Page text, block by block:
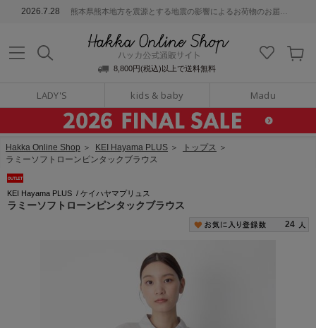
2026.7.28 熊本県熊本地方を震源とする地震の影響によるお荷物のお届けについて
8,800円(税込)以上で送料無料
LADY'S kids & baby Madu
通販サイト
Hakka Online Shop ＞ KEI Hayama PLUS ＞ トップス ＞
ラミーソフトローンピンタックブラウス
KEI Hayama PLUS / ケイハヤマプリュス
ラミーソフトローンピンタックブラウス
24